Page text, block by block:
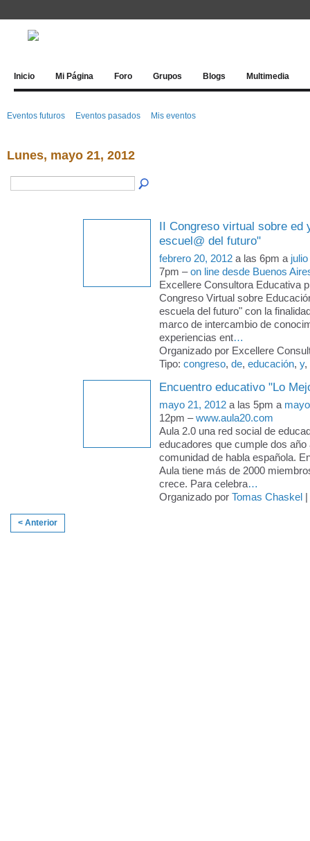
Inicio Mi Página Foro Grupos Blogs Multimedia
Eventos futuros Eventos pasados Mis eventos
Lunes, mayo 21, 2012
II Congreso virtual sobre ed
escuel@ del futuro"
febrero 20, 2012 a las 6pm a
7pm –on line desde Buenos
Excellere Consultora Educativa
Congreso Virtual sobre
escuela del futuro" con la
marco de intercambio de
experiencias ent…
Organizado por Excellere
Tipo: congreso, de, educación, y,
Encuentro educativo "Lo
mayo 21, 2012 a las 5pm a
12pm –www.aula20.com
Aula 2.0 una red social de
educadores que cumple dos año
comunidad de habla española.
Aula tiene más de 2000
crece. Para celebra…
Organizado por Tomas Chaskel
< Anterior